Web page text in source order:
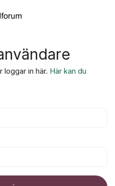
loggar in här. Här kan du